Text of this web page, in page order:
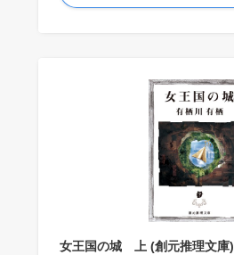
女王国の城 上 (創元推理文庫)